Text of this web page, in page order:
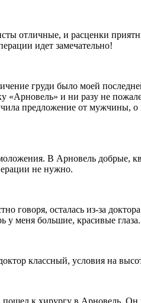
отличные, и расценки
идет замечательно!
груди было моей
и ни разу не
предложение от мужчины,
В Арновель добрые,
не нужно.
говоря, осталась из-за
у меня большие, красивые
классный, условия на
к хирургу в Арновель. Он